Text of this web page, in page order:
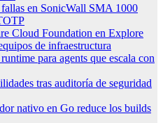
en SonicWall SMA 1000
Cloud Foundation en Explore
de infraestructura
para agents que escala con
tras auditoría de seguridad
nativo en Go reduce los builds